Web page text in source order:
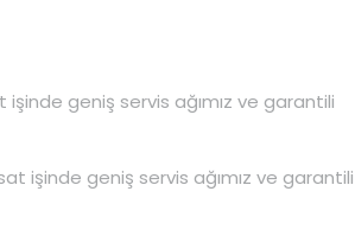
geniş servis ağımız ve garantili
işinde geniş servis ağımız ve garantili